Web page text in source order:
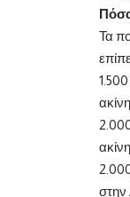
Τα
στην